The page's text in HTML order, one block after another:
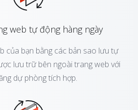
web tự động hàng ngày
của bạn bằng các bản sao lưu tự
lưu trữ bên ngoài trang web với
dự phòng tích hợp.